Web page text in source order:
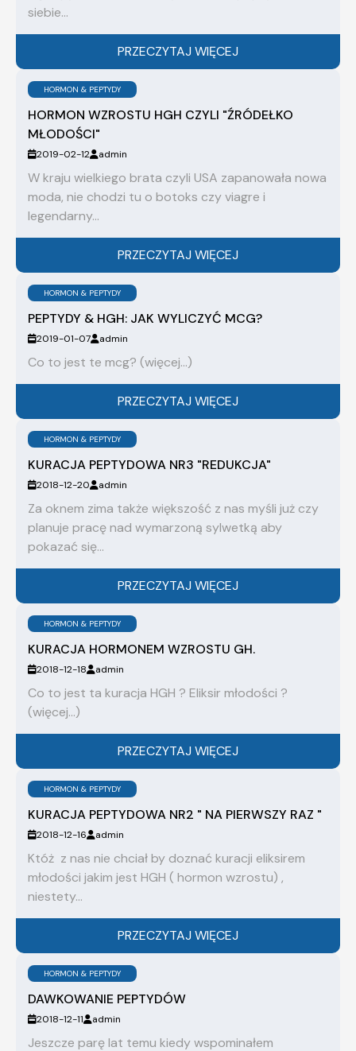
siebie...
PRZECZYTAJ WIĘCEJ
HORMON & PEPTYDY
HORMON WZROSTU HGH CZYLI "ŹRÓDEŁKO
MŁODOŚCI"
2019-02-12 admin
W kraju wielkiego brata czyli USA zapanowała nowa
moda, nie chodzi tu o botoks czy viagre i
legendarny...
PRZECZYTAJ WIĘCEJ
HORMON & PEPTYDY
PEPTYDY & HGH: JAK WYLICZYĆ MCG?
2019-01-07 admin
Co to jest te mcg? (więcej…)
PRZECZYTAJ WIĘCEJ
HORMON & PEPTYDY
KURACJA PEPTYDOWA NR3 "REDUKCJA"
2018-12-20 admin
Za oknem zima także większość z nas myśli już czy
planuje pracę nad wymarzoną sylwetką aby
pokazać się...
PRZECZYTAJ WIĘCEJ
HORMON & PEPTYDY
KURACJA HORMONEM WZROSTU GH.
2018-12-18 admin
Co to jest ta kuracja HGH ? Eliksir młodości ?
(więcej…)
PRZECZYTAJ WIĘCEJ
HORMON & PEPTYDY
KURACJA PEPTYDOWA NR2 " NA PIERWSZY RAZ "
2018-12-16 admin
Któż z nas nie chciał by doznać kuracji eliksirem
młodości jakim jest HGH ( hormon wzrostu) ,
niestety...
PRZECZYTAJ WIĘCEJ
HORMON & PEPTYDY
DAWKOWANIE PEPTYDÓW
2018-12-11 admin
Jeszcze parę lat temu kiedy wspominałem